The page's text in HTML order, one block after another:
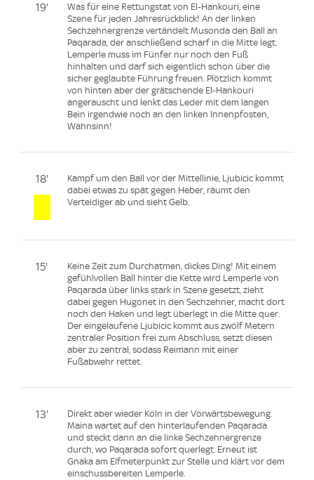
19'
Was für eine Rettungstat von El-Hankouri, eine
Szene für jeden Jahresrückblick! An der linken
Sechzehnergrenze vertändelt Musonda den Ball an
Paqarada, der anschließend scharf in die Mitte legt.
Lemperle muss im Fünfer nur noch den Fuß
hinhalten und darf sich eigentlich schon über die
sicher geglaubte Führung freuen. Plötzlich kommt
von hinten aber der grätschende El-Hankouri
angerauscht und lenkt das Leder mit dem langen
Bein irgendwie noch an den linken Innenpfosten,
Wahnsinn!
18'
Kampf um den Ball vor der Mittellinie, Ljubicic kommt
dabei etwas zu spät gegen Heber, räumt den
Verteidiger ab und sieht Gelb.
15'
Keine Zeit zum Durchatmen, dickes Ding! Mit einem
gefühlvollen Ball hinter die Kette wird Lemperle von
Paqarada über links stark in Szene gesetzt, zieht
dabei gegen Hugonet in den Sechzehner, macht dort
noch den Haken und legt überlegt in die Mitte quer.
Der eingelaufene Ljubicic kommt aus zwölf Metern
zentraler Position frei zum Abschluss, setzt diesen
aber zu zentral, sodass Reimann mit einer
Fußabwehr rettet.
13'
Direkt aber wieder Köln in der Vorwärtsbewegung.
Maina wartet auf den hinterlaufenden Paqarada
und steckt dann an die linke Sechzehnergrenze
durch, wo Paqarada sofort querlegt. Erneut ist
Gnaka am Elfmeterpunkt zur Stelle und klärt vor dem
einschussbereiten Lemperle.